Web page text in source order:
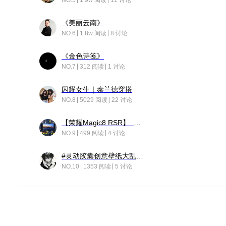
《美丽云南》
NO.6 1.8w 阅读 8 讨论
《金色诗笺》
NO.7 312 阅读 1 讨论
闪耀女生｜泰兰德穿搭
NO.8 5029 阅读 22 讨论
NO.9 499 阅读 4 讨论
NO.10 1353 阅读 5 讨论